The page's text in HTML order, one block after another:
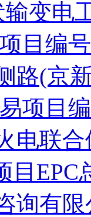
输变电
目编
路(京
项目
电联
目EPC
询有